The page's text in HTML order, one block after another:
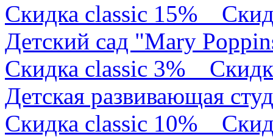
Скидка classic 15%
Детский сад "Mary
Скидка classic 3%
Детская развивающая
Скидка classic 10%